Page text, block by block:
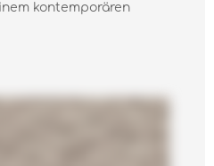
kontemporären